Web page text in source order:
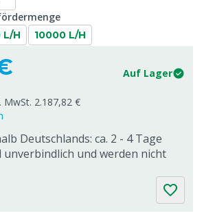
L/H 10000 L/H
Auf Lager
MwSt. 2.187,82 €
Deutschlands: ca. 2 - 4 Tage
unverbindlich und werden nicht